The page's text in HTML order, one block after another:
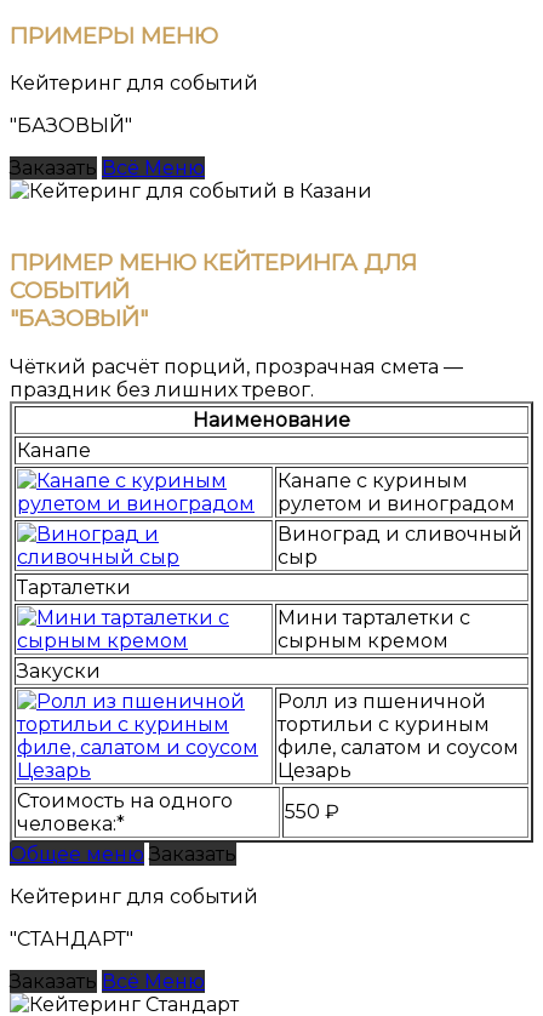
ПРИМЕРЫ МЕНЮ
Кейтеринг для событий
"БАЗОВЫЙ"
Заказать Всё Меню
ПРИМЕР МЕНЮ КЕЙТЕРИНГА ДЛЯ
СОБЫТИЙ
"БАЗОВЫЙ"
Чёткий расчёт порций, прозрачная смета —
праздник без лишних тревог.
Наименование
Канапе
Канапе с куриным
рулетом и виноградом
Виноград и сливочный
сыр
Тарталетки
Мини тарталетки с
сырным кремом
Закуски
Ролл из пшеничной
тортильи с куриным
филе, салатом и соусом
Цезарь
Стоимость на одного
человека:*
550 ₽
Общее меню Заказать
Кейтеринг для событий
"СТАНДАРТ"
Заказать Всё Меню